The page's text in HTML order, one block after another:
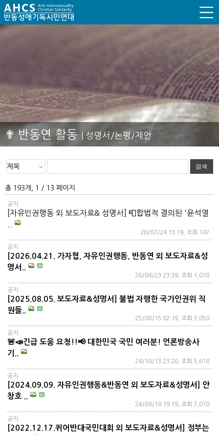
✟ 반동연 활동 | 성명서/논평/제안
총 193개, 1 / 13 페이지
공지
[자유인권행동 외 보도자료& 성명서] 📮합법적 결의된 '윤석열
26/07/24 13:19, 조회 147
공지
[2026.04.21. 가자협, 자유인권행동, 반동연 외 보도자료&성
명서..
26/04/23 23:39, 조회 1,078
공지
[2025.08.05. 보도자료&성명서] 불법 자행한 국가인권위 직
원들..
25/08/15 02:19, 조회 3,050
공지
🚨📣긴급 도움 요청!!📢 대한민국 국민 여러분! 언론방송사
기..
24/10/13 23:20, 조회 5,618
공지
[2024.09.09. 자유인권행동&반동연 외 보도자료&성명서] 안
창호 ..
24/09/18 19:19, 조회 7,070
공지
[2022.12.17.퀴어반대국민대회 외 보도자료&성명서] 정부는